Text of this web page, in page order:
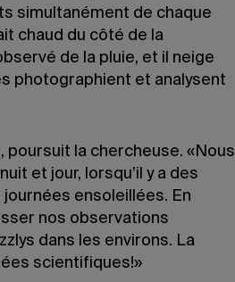
simultanément de chaque
chaud du côté de la
de la pluie, et il neige
photographient et analysent
poursuit la chercheuse. «Nous
et jour, lorsqu’il y a des
ensoleillées. En
nos observations
dans les environs. La
scientifiques!»